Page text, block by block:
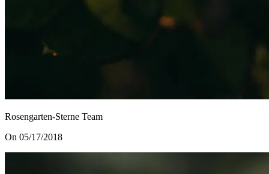
Rosengarten-Sterne Team
On 05/17/2018